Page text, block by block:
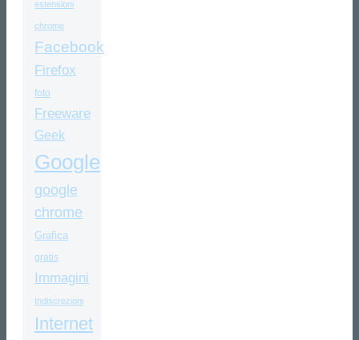
estensioni
chrome
Facebook
Firefox
foto
Freeware
Geek
Google
google
chrome
Grafica
gratis
Immagini
Indiscrezioni
Internet